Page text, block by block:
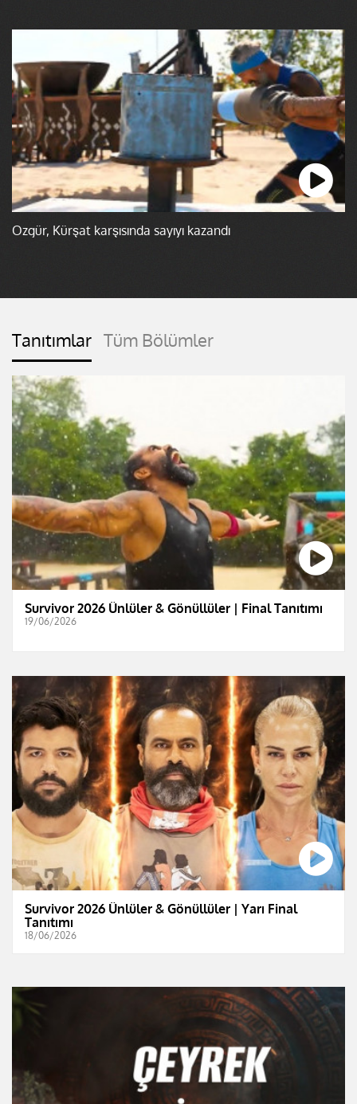
Özgür, Kürşat karşısında sayıyı kazandı
Tanıtımlar Tüm Bölümler
Survivor 2026 Ünlüler & Gönüllüler | Final Tanıtımı
19/06/2026
Survivor 2026 Ünlüler & Gönüllüler | Yarı Final
Tanıtımı
18/06/2026